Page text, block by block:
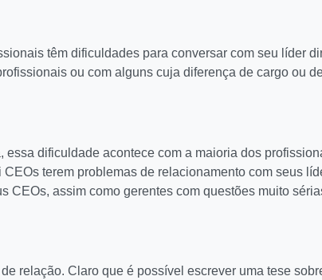
têm dificuldades para conversar com seu líder
ou com alguns cuja diferença de cargo ou
dificuldade acontece com a maioria dos
terem problemas de relacionamento com seus
CEOs, assim como gerentes com questões muito
relação. Claro que é possível escrever uma tese